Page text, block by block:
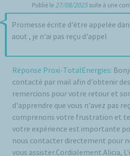
Publié le27/08/2025suite à une
Promesse écrite d'être appelée
aout , je n'ai pas reçu d'appel
Réponse Proxi-TotalEnergies:
contacté par mail afin d'obtenir
remercions pour votre retour et
d'apprendre que vous n'avez pas
comprenons votre frustration et
votre expérience est importante
nous contacter directement pour
vous assister.Cordialement.Alicia,